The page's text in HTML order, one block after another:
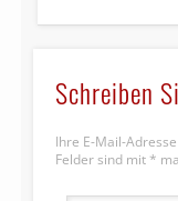
Schreiben
Ihre E-Mail-
Felder sind mit *